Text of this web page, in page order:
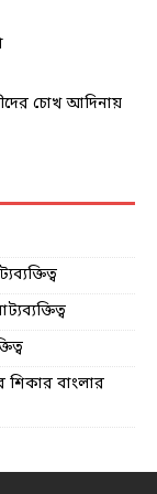
চোখ আদিনায়
শিকার বাংলার